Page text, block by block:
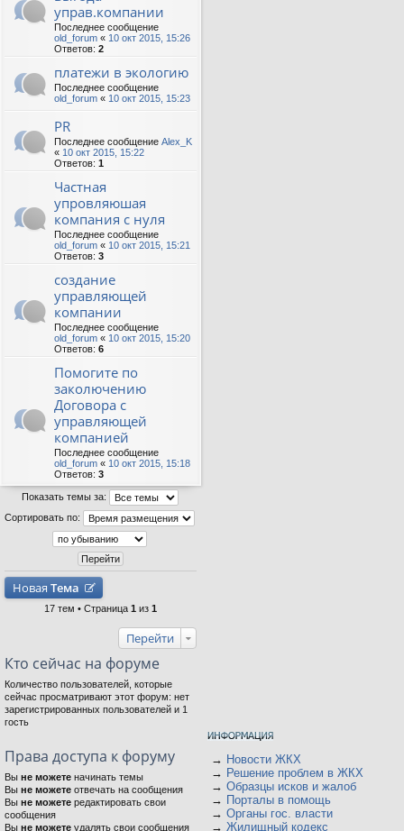
управ.компании
Последнее сообщение
old_forum « 10 окт 2015, 15:26
Ответов: 2
платежи в экологию
Последнее сообщение
old_forum « 10 окт 2015, 15:23
PR
Последнее сообщение Alex_K
« 10 окт 2015, 15:22
Ответов: 1
Частная
упровляюшая
компания с нуля
Последнее сообщение
old_forum « 10 окт 2015, 15:21
Ответов: 3
создание
управляющей
компании
Последнее сообщение
old_forum « 10 окт 2015, 15:20
Ответов: 6
Помогите по
заколючению
Договора с
управляющей
компанией
Последнее сообщение
old_forum « 10 окт 2015, 15:18
Ответов: 3
Показать темы за:
Сортировать по:
Новая Тема
17 тем • Страница 1 из 1
Перейти
Кто сейчас на форуме
Количество пользователей, которые
сейчас просматривают этот форум: нет
зарегистрированных пользователей и 1
гость
Права доступа к форуму
Вы не можете начинать темы
Вы не можете отвечать на сообщения
Вы не можете редактировать свои
сообщения
Вы не можете удалять свои сообщения
→ Новости ЖКХ
→ Решение проблем в ЖКХ
→ Образцы исков и жалоб
→ Порталы в помощь
→ Органы гос. власти
→ Жилищный кодекс